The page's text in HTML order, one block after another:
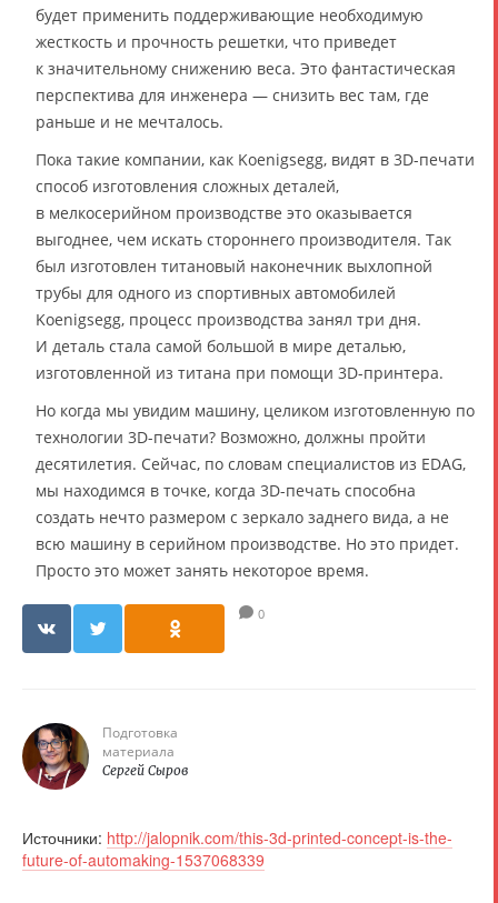
будет применить поддерживающие необходимую
жесткость и прочность решетки, что приведет
к значительному снижению веса. Это фантастическая
перспектива для инженера — снизить вес там, где
раньше и не мечталось.
Пока такие компании, как Koenigsegg, видят в 3D-печати
способ изготовления сложных деталей,
в мелкосерийном производстве это оказывается
выгоднее, чем искать стороннего производителя. Так
был изготовлен титановый наконечник выхлопной
трубы для одного из спортивных автомобилей
Koenigsegg, процесс производства занял три дня.
И деталь стала самой большой в мире деталью,
изготовленной из титана при помощи 3D-принтера.
Но когда мы увидим машину, целиком изготовленную по
технологии 3D-печати? Возможно, должны пройти
десятилетия. Сейчас, по словам специалистов из EDAG,
мы находимся в точке, когда 3D-печать способна
создать нечто размером с зеркало заднего вида, а не
всю машину в серийном производстве. Но это придет.
Просто это может занять некоторое время.
0
Подготовка
материала
Сергей Сыров
Источники: http://jalopnik.com/this-3d-printed-concept-is-the-
future-of-automaking-1537068339